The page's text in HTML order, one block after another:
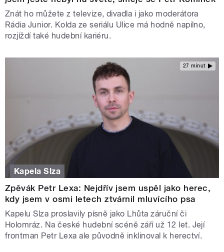
Znát ho můžete z televize, divadla i jako moderátora
Rádia Junior. Kolda ze seriálu Ulice má hodně napilno,
rozjíždí také hudební kariéru.
27 minut
Kapela Slza
Zpěvák Petr Lexa: Nejdřív jsem uspěl jako herec,
kdy jsem v osmi letech ztvárnil mluvícího psa
Kapelu Slza proslavily písně jako Lhůta záruční či
Holomráz. Na české hudební scéně září už 12 let. Její
frontman Petr Lexa ale původně inklinoval k herectví.